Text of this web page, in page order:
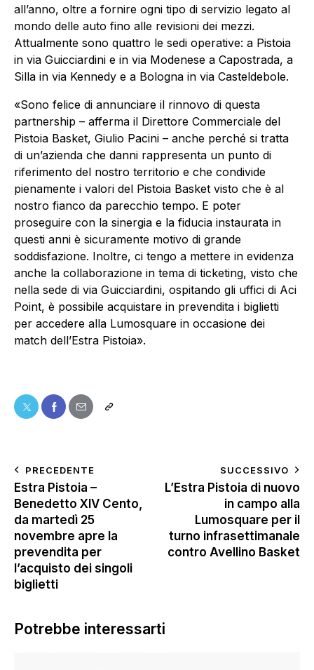
all’anno, oltre a fornire ogni tipo di servizio legato al
mondo delle auto fino alle revisioni dei mezzi.
Attualmente sono quattro le sedi operative: a Pistoia
in via Guicciardini e in via Modenese a Capostrada, a
Silla in via Kennedy e a Bologna in via Casteldebole.
«Sono felice di annunciare il rinnovo di questa
partnership – afferma il Direttore Commerciale del
Pistoia Basket, Giulio Pacini – anche perché si tratta
di un’azienda che danni rappresenta un punto di
riferimento del nostro territorio e che condivide
pienamente i valori del Pistoia Basket visto che è al
nostro fianco da parecchio tempo. E poter
proseguire con la sinergia e la fiducia instaurata in
questi anni è sicuramente motivo di grande
soddisfazione. Inoltre, ci tengo a mettere in evidenza
anche la collaborazione in tema di ticketing, visto che
nella sede di via Guicciardini, ospitando gli uffici di Aci
Point, è possibile acquistare in prevendita i biglietti
per accedere alla Lumosquare in occasione dei
match dell’Estra Pistoia».
PRECEDENTE
Estra Pistoia –
Benedetto XIV Cento,
da martedì 25
novembre apre la
prevendita per
l’acquisto dei singoli
biglietti
SUCCESSIVO
L’Estra Pistoia di nuovo
in campo alla
Lumosquare per il
turno infrasettimanale
contro Avellino Basket
Potrebbe interessarti